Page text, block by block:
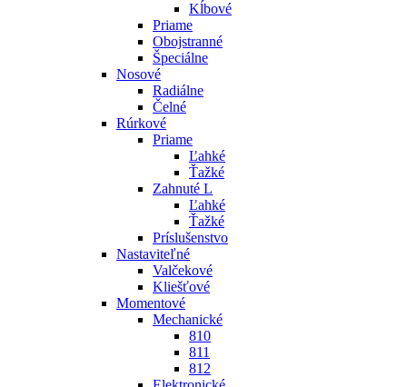
Kĺbové
Priame
Obojstranné
Špeciálne
Nosové
Radiálne
Čelné
Rúrkové
Priame
Ľahké
Ťažké
Zahnuté L
Ľahké
Ťažké
Príslušenstvo
Nastaviteľné
Valčekové
Kliešťové
Momentové
Mechanické
810
811
812